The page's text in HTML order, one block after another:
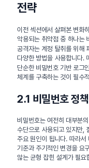
전략
이전 섹션에서 살펴본 변화
악용되는 취약점 중 하나는
공격자는 계정 탈취를 위해
다양한 방법을 사용합니다.
단순한 비밀번호 기반 로그
체계를 구축하는 것이 필수
2.1 비밀번호 정
비밀번호는 여전히 대부분
수단으로 사용되고 있지만,
주요 원인이 됩니다. 따라
기준과 주기적인 변경을 요
않는 균형 잡힌 설계가 필요